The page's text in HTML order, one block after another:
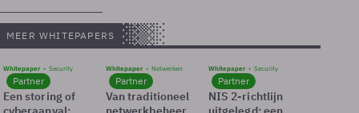
MEER WHITEPAPERS
Whitepaper Security
Partner
Een storing of
Whitepaper Netwerken
Partner
Van traditioneel
Whitepaper Security
Partner
NIS 2-richtlijn